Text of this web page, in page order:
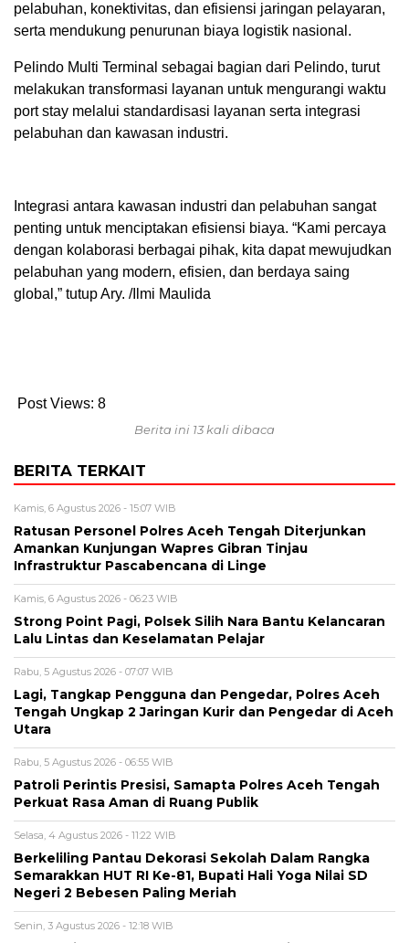
pelabuhan, konektivitas, dan efisiensi jaringan pelayaran,
serta mendukung penurunan biaya logistik nasional.
Pelindo Multi Terminal sebagai bagian dari Pelindo, turut
melakukan transformasi layanan untuk mengurangi waktu
port stay melalui standardisasi layanan serta integrasi
pelabuhan dan kawasan industri.
Integrasi antara kawasan industri dan pelabuhan sangat
penting untuk menciptakan efisiensi biaya. “Kami percaya
dengan kolaborasi berbagai pihak, kita dapat mewujudkan
pelabuhan yang modern, efisien, dan berdaya saing
global,” tutup Ary. /Ilmi Maulida
Post Views: 8
Berita ini 13 kali dibaca
BERITA TERKAIT
Kamis, 6 Agustus 2026 - 15:07 WIB
Ratusan Personel Polres Aceh Tengah Diterjunkan
Amankan Kunjungan Wapres Gibran Tinjau
Infrastruktur Pascabencana di Linge
Kamis, 6 Agustus 2026 - 06:23 WIB
Strong Point Pagi, Polsek Silih Nara Bantu Kelancaran
Lalu Lintas dan Keselamatan Pelajar
Rabu, 5 Agustus 2026 - 07:07 WIB
Lagi, Tangkap Pengguna dan Pengedar, Polres Aceh
Tengah Ungkap 2 Jaringan Kurir dan Pengedar di Aceh
Utara
Rabu, 5 Agustus 2026 - 06:55 WIB
Patroli Perintis Presisi, Samapta Polres Aceh Tengah
Perkuat Rasa Aman di Ruang Publik
Selasa, 4 Agustus 2026 - 11:22 WIB
Berkeliling Pantau Dekorasi Sekolah Dalam Rangka
Semarakkan HUT RI Ke-81, Bupati Hali Yoga Nilai SD
Negeri 2 Bebesen Paling Meriah
Senin, 3 Agustus 2026 - 12:18 WIB